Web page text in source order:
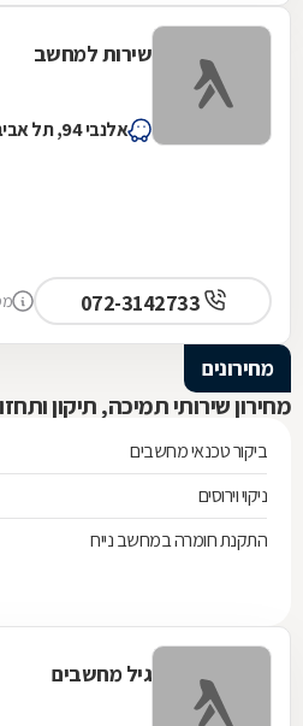
שירות למחשב
אלנבי 94, תל אביב
מחירונים
מחירון שירותי תמיכה, תיקון
ביקור טכנאי מחשבים
ניקוי וירוסים
התקנת חומרה במחשב נייח
גיל מחשבים